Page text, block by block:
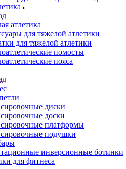
атлетика
для тяжелой атлетики
для тяжелой атлетики
помосты
пояса
диски
доски
платформы
подушки
инверсионные ботинки
для фитнеса